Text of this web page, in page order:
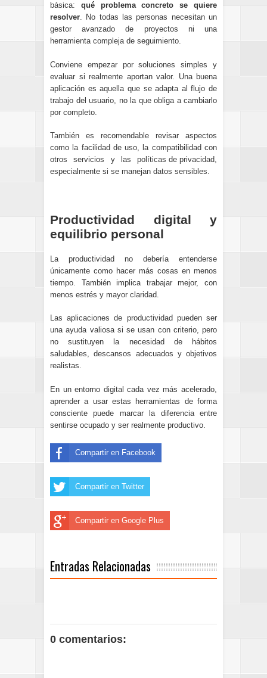
básica: qué problema concreto se quiere
resolver. No todas las personas necesitan un
gestor avanzado de proyectos ni una
herramienta compleja de seguimiento.
Conviene empezar por soluciones simples y
evaluar si realmente aportan valor. Una buena
aplicación es aquella que se adapta al flujo de
trabajo del usuario, no la que obliga a cambiarlo
por completo.
También es recomendable revisar aspectos
como la facilidad de uso, la compatibilidad con
otros servicios y las políticas de privacidad,
especialmente si se manejan datos sensibles.
Productividad digital y
equilibrio personal
La productividad no debería entenderse
únicamente como hacer más cosas en menos
tiempo. También implica trabajar mejor, con
menos estrés y mayor claridad.
Las aplicaciones de productividad pueden ser
una ayuda valiosa si se usan con criterio, pero
no sustituyen la necesidad de hábitos
saludables, descansos adecuados y objetivos
realistas.
En un entorno digital cada vez más acelerado,
aprender a usar estas herramientas de forma
consciente puede marcar la diferencia entre
sentirse ocupado y ser realmente productivo.
Compartir en Facebook
Compartir en Twitter
Compartir en Google Plus
Entradas Relacionadas
0 comentarios: